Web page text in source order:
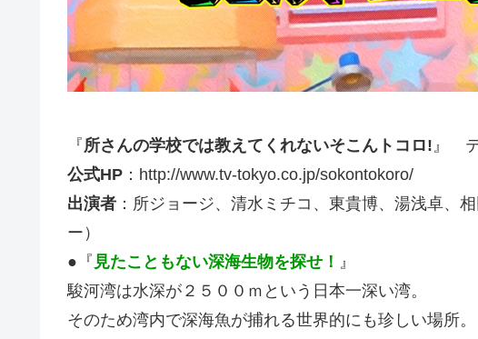
『所さんの学校では教えてくれないそこんトコロ!』 テ
公式HP ：http://www.tv-tokyo.co.jp/sokontokoro/
出演者 ：所ジョージ、清水ミチコ、東貴博、湯浅卓、
ー）
●『 見たこともない深海生物を探せ！ 』
駿河湾は水深が２５００ｍという日本一深い湾。
そのため湾内で深海魚が捕れる世界的にも珍しい場所。